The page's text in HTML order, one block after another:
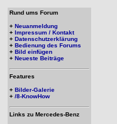
Rund ums Forum
+ Neuanmeldung
+ Impressum / Kontakt
+ Datenschutzerklärung
+ Bedienung des Forums
+ Bild einfügen
+ Neueste Beiträge
Features
+ Bilder-Galerie
+ /8-KnowHow
Links zu Mercedes-Benz